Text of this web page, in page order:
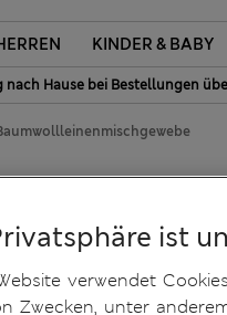
KINDER & BABY
Hause bei Bestellungen
ist
verwendet
Zwecken, unter